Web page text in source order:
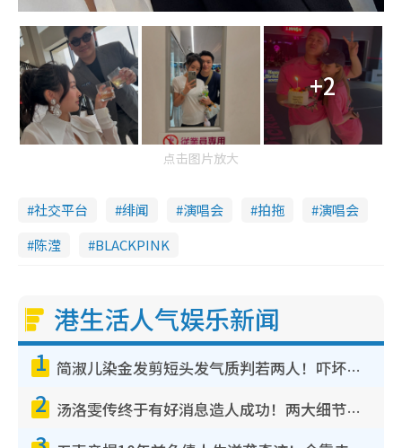
+2
点击图片放大
社交平台 绯闻 演唱会 拍拖
演唱会
陈滢
BLACKPINK
港生活人气娱乐新闻
1 简淑儿染金发剪短头发气质判若两人！吓坏老公麦大力都认不出：“你做什么？”
2 汤洛雯传终于有好消息造人成功！两大细节曝孕味极浓引猜测：大肚婆先会咁！